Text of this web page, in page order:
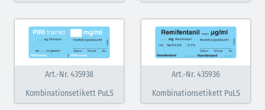
Art.-Nr. 435938
Kombinationsetikett PuLS
Art.-Nr. 435936
Kombinationsetikett PuLS